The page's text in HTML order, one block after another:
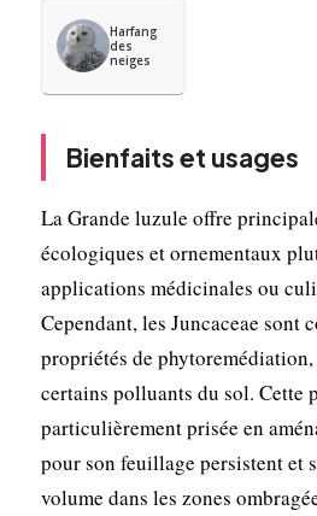
Harfang
des
neiges
Bienfaits et usages
La Grande luzule offre
écologiques et ornementaux
applications médicinales ou
Cependant, les Juncaceae sont
propriétés de
certains polluants du sol. Cette
particulièrement prisée en
pour son feuillage persistent et
volume dans les zones